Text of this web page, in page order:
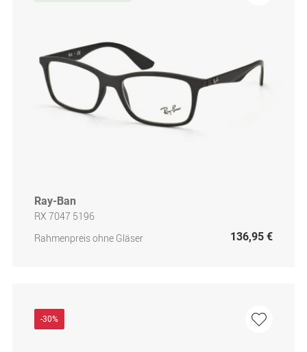
Ray-Ban
RX 7047 5196
Rahmenpreis ohne Gläser
136,95 €
-30%